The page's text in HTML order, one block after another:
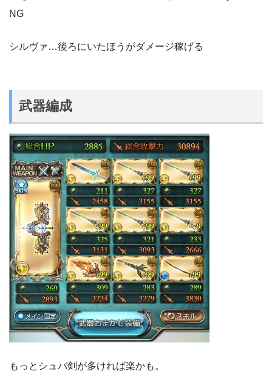
NG
シルヴァ…後ろにいたほうがダメージ稼げる
武器編成
もっとシュバ剣が多ければ楽かも。